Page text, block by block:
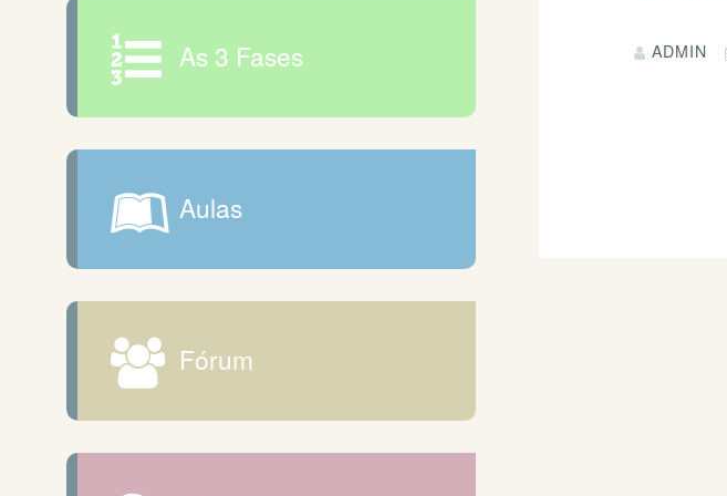
ADMIN
As 3 Fases
Aulas
Fórum